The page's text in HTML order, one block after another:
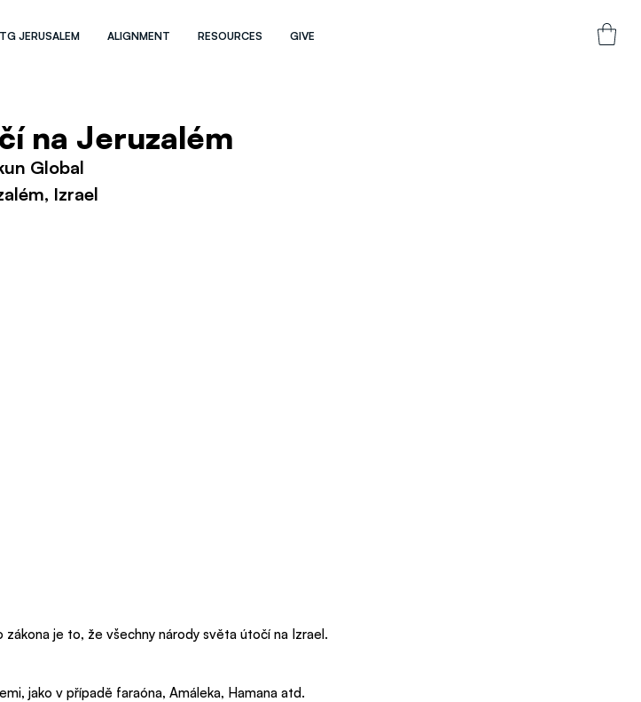
TG JERUSALEM ALIGNMENT RESOURCES GIVE
na Jeruzalém
Global
Izrael
je to, že všechny národy světa útočí na Izrael.
jako v případě faraóna, Amáleka, Hamana atd.